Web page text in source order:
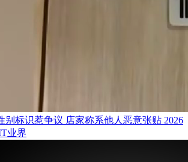
别标识惹争议 店家称系他人恶意张贴 2026
业界